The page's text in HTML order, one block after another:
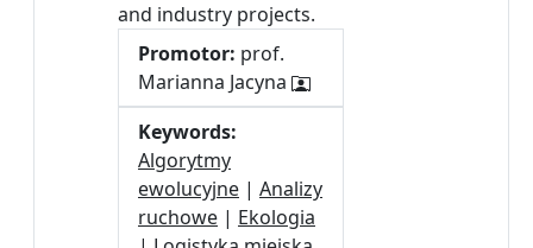
and industry projects.
Promotor: prof.
Marianna Jacyna
Keywords:
Algorytmy
ewolucyjne | Analizy
ruchowe | Ekologia